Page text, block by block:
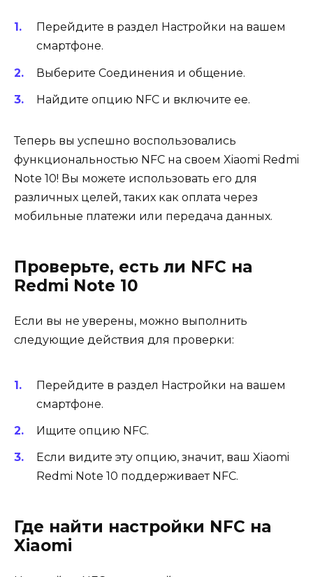
Перейдите в раздел Настройки на вашем
смартфоне.
Выберите Соединения и общение.
Найдите опцию NFC и включите ее.
Теперь вы успешно воспользовались
функциональностью NFC на своем Xiaomi Redmi
Note 10! Вы можете использовать его для
различных целей, таких как оплата через
мобильные платежи или передача данных.
Проверьте, есть ли NFC на
Redmi Note 10
Если вы не уверены, можно выполнить
следующие действия для проверки:
Перейдите в раздел Настройки на вашем
смартфоне.
Ищите опцию NFC.
Если видите эту опцию, значит, ваш Xiaomi
Redmi Note 10 поддерживает NFC.
Где найти настройки NFC на
Xiaomi